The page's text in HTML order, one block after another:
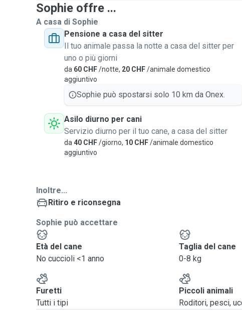
Sophie offre ...
A casa di Sophie
Pensione a casa del sitter
Il tuo animale passa la notte a casa del sitter per
uno o più giorni
da 60 CHF/notte, 20 CHF/animale domestico
aggiuntivo
Sophie può spostarsi solo 10 km da Onex.
Asilo diurno per cani
Servizio diurno per il tuo cane, a casa del sitter
da 40 CHF/giorno, 10 CHF/animale domestico
aggiuntivo
Inoltre...
Ritiro e riconsegna
Sophie può accettare
Età del cane
No cuccioli <1 anno
Taglia del cane
0-8 kg
Furetti
Tutti i tipi
Piccoli animali
Roditori, pesci,